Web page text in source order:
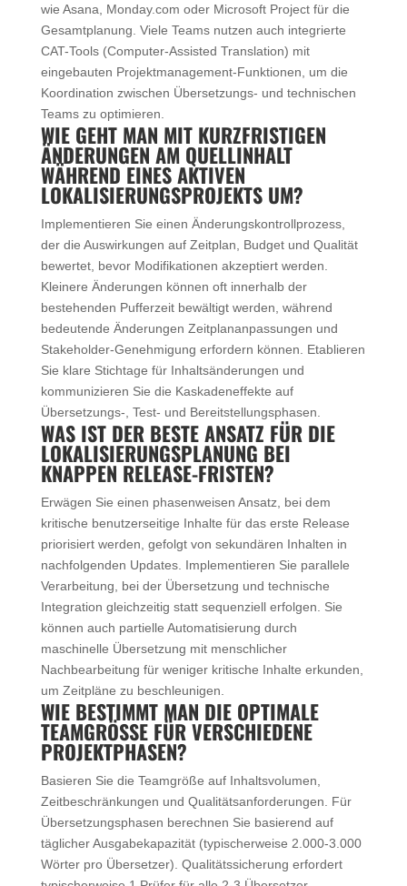
wie Asana, Monday.com oder Microsoft Project für die
Gesamtplanung. Viele Teams nutzen auch integrierte
CAT-Tools (Computer-Assisted Translation) mit
eingebauten Projektmanagement-Funktionen, um die
Koordination zwischen Übersetzungs- und technischen
Teams zu optimieren.
WIE GEHT MAN MIT KURZFRISTIGEN
ÄNDERUNGEN AM QUELLINHALT
WÄHREND EINES AKTIVEN
LOKALISIERUNGSPROJEKTS UM?
Implementieren Sie einen Änderungskontrollprozess,
der die Auswirkungen auf Zeitplan, Budget und Qualität
bewertet, bevor Modifikationen akzeptiert werden.
Kleinere Änderungen können oft innerhalb der
bestehenden Pufferzeit bewältigt werden, während
bedeutende Änderungen Zeitplananpassungen und
Stakeholder-Genehmigung erfordern können. Etablieren
Sie klare Stichtage für Inhaltsänderungen und
kommunizieren Sie die Kaskadeneffekte auf
Übersetzungs-, Test- und Bereitstellungsphasen.
WAS IST DER BESTE ANSATZ FÜR DIE
LOKALISIERUNGSPLANUNG BEI
KNAPPEN RELEASE-FRISTEN?
Erwägen Sie einen phasenweisen Ansatz, bei dem
kritische benutzerseitige Inhalte für das erste Release
priorisiert werden, gefolgt von sekundären Inhalten in
nachfolgenden Updates. Implementieren Sie parallele
Verarbeitung, bei der Übersetzung und technische
Integration gleichzeitig statt sequenziell erfolgen. Sie
können auch partielle Automatisierung durch
maschinelle Übersetzung mit menschlicher
Nachbearbeitung für weniger kritische Inhalte erkunden,
um Zeitpläne zu beschleunigen.
WIE BESTIMMT MAN DIE OPTIMALE
TEAMGRÖSSE FÜR VERSCHIEDENE P
ROJEKTPHASEN?
Basieren Sie die Teamgröße auf Inhaltsvolumen,
Zeitbeschränkungen und Qualitätsanforderungen. Für
Übersetzungsphasen berechnen Sie basierend auf
täglicher Ausgabekapazität (typischerweise 2.000-3.000
Wörter pro Übersetzer). Qualitätssicherung erfordert